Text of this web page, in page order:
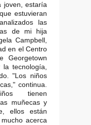
joven, estaría
estuvieran
las
de mi hija
Campbell,
en el Centro
Georgetown
tecnología,
"Los niños
continua.
tienen
muñecas y
ellos están
acerca